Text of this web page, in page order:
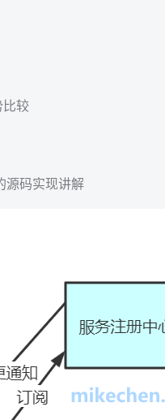
比较
源码实现讲解